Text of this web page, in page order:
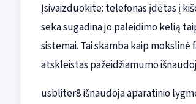
Įsivaizduokite: telefonas įdėtas į
seka sugadina jo paleidimo kelią
sistemai. Tai skamba kaip
atskleistas pažeidžiamumo
usbliter8 išnaudoja aparatinio